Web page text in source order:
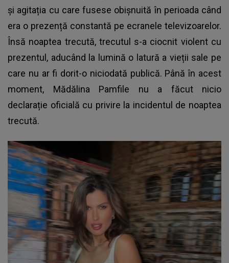
și agitația cu care fusese obișnuită în perioada când
era o prezență constantă pe ecranele televizoarelor.
Însă noaptea trecută, trecutul s-a ciocnit violent cu
prezentul, aducând la lumină o latură a vieții sale pe
care nu ar fi dorit-o niciodată publică. Până în acest
moment, Mădălina Pamfile nu a făcut nicio
declarație oficială cu privire la incidentul de noaptea
trecută.